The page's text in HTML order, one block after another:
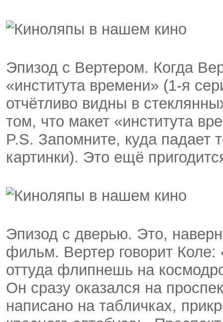
Эпизод с Вертером. Когда
«института времени» (1-я
отчётливо видны в
том, что макет «института
P.S. Запомните, куда падает
картинки). Это ещё
Эпизод с дверью. Это,
фильм. Вертер говорит
оттуда флипнешь на
Он сразу оказался на
написано на табличках,